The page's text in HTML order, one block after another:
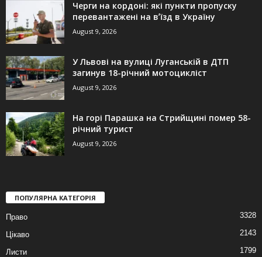
Черги на кордоні: які пункти пропуску
перевантажені на вʼїзд в Україну
August 9, 2026
У Львові на вулиці Луганській в ДТП
загинув 18-річний мотоцикліст
August 9, 2026
На горі Парашка на Стрийщині помер 58-
річний турист
August 9, 2026
ПОПУЛЯРНА КАТЕГОРІЯ
Право 3328
Цікаво 2143
Листи 1799